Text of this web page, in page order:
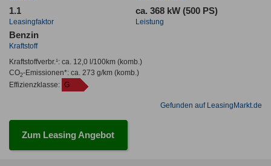
1.1
Leasingfaktor
ca. 368 kW (500 PS)
Leistung
Benzin
Kraftstoff
Kraftstoffverbr.¹: ca. 12,0 l/100km(komb.)
CO2-Emissionen*: ca. 273 g/km(komb.)
Effizienzklasse: G
Gefunden auf LeasingMarkt.de
Zum Leasing Angebot